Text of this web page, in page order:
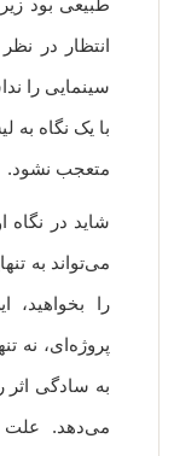
طبیعی بود
انتظار در
سینمایی را
با یک نگاه به
متعجب نشود.
شاید در نگاه
می‌تواند به
را بخواهید،
پروژه‌ای، نه
به سادگی
می‌دهد.